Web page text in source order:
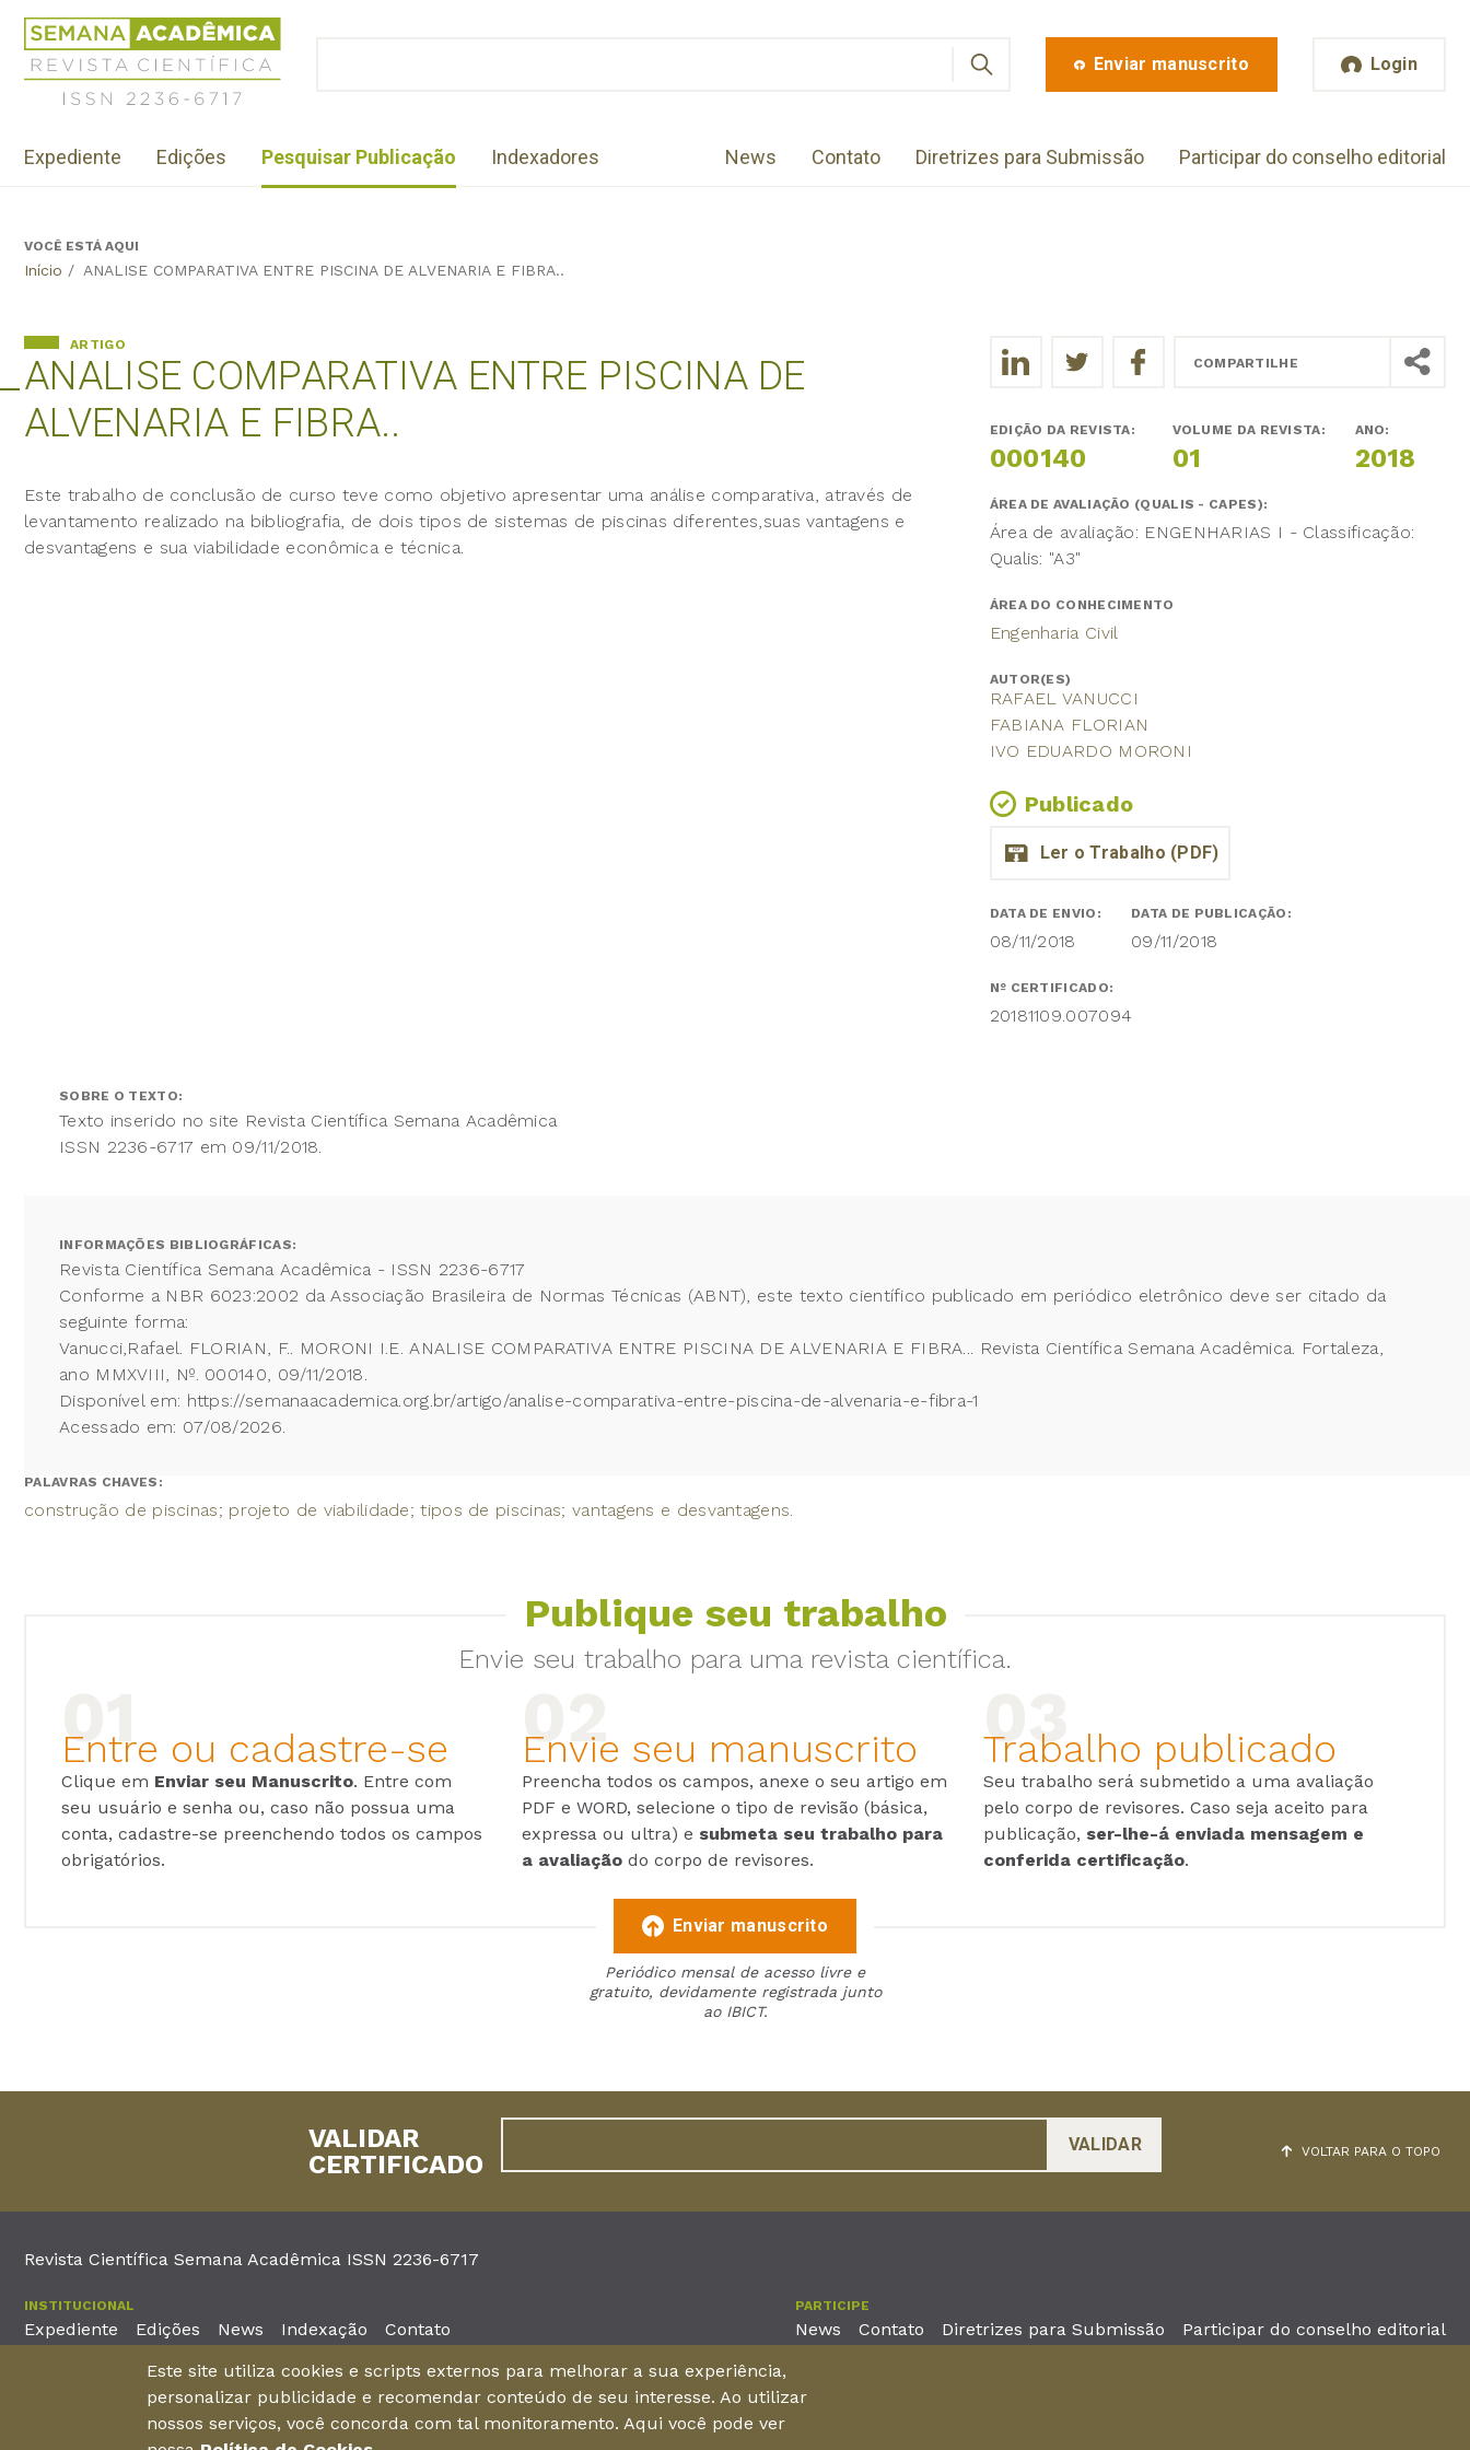
Jump
navigation
Revista
Científica
Semana
Acadêmica
2236-
Enviar manuscrito Login
Menu
institutional
Expediente Edições Pesquisar Publicação Indexadores News Contato Diretrizes para Submissão Participar do conselho editorial
BackVOCÊ ESTÁ AQUI
Início / ANALISE COMPARATIVA ENTRE PISCINA DE ALVENARIA E FIBRA..
ANALISE COMPARATIVA ENTRE PISCINA DE
ALVENARIA E FIBRA..
ARTIGO
Este trabalho de conclusão de curso teve como objetivo apresentar uma análise comparativa, através de
levantamento realizado na bibliografia, de dois tipos de sistemas de piscinas diferentes,suas vantagens e
desvantagens e sua viabilidade econômica e técnica.
COMPARTILHE
EDIÇÃO DA REVISTA:
000140
VOLUME DA REVISTA:
01
ANO:
2018
ÁREA DE AVALIAÇÃO (QUALIS - CAPES):
Área de avaliação: ENGENHARIAS I - Classificação:
Qualis: "A3"
ÁREA DO CONHECIMENTO
Engenharia Civil
AUTOR(ES)
RAFAEL VANUCCI
FABIANA FLORIAN
IVO EDUARDO MORONI
Publicado
DATA DE ENVIO:
08/11/2018
DATA DE PUBLICAÇÃO:
09/11/2018
Nº CERTIFICADO:
20181109.007094
SOBRE O TEXTO:
Texto inserido no site Revista Científica Semana Acadêmica
ISSN 2236-6717 em 09/11/2018.
INFORMAÇÕES BIBLIOGRÁFICAS:
Revista Científica Semana Acadêmica - ISSN 2236-6717
Conforme a NBR 6023:2002 da Associação Brasileira de Normas Técnicas (ABNT), este texto científico publicado em periódico eletrônico deve ser citado da
seguinte forma:
Vanucci,Rafael. FLORIAN, F.. MORONI I.E. ANALISE COMPARATIVA ENTRE PISCINA DE ALVENARIA E FIBRA... Revista Científica Semana Acadêmica. Fortaleza,
ano MMXVIII, Nº. 000140, 09/11/2018.
Disponível em: https://semanaacademica.org.br/artigo/analise-comparativa-entre-piscina-de-alvenaria-e-fibra-1
Acessado em: 07/08/2026.
PALAVRAS CHAVES:
construção de piscinas; projeto de viabilidade; tipos de piscinas; vantagens e desvantagens.
Publique seu trabalho
Envie seu trabalho para uma revista científica.
Entre ou cadastre-se
Clique em Enviar seu Manuscrito. Entre com
seu usuário e senha ou, caso não possua uma
conta, cadastre-se preenchendo todos os campos
obrigatórios.
Envie seu manuscrito
Preencha todos os campos, anexe o seu artigo em
PDF e WORD, selecione o tipo de revisão (básica,
expressa ou ultra) e submeta seu trabalho para
a avaliação do corpo de revisores.
Trabalho publicado
Seu trabalho será submetido a uma avaliação
pelo corpo de revisores. Caso seja aceito para
publicação, ser-lhe-á enviada mensagem e
conferida certificação.
Enviar manuscrito
Periódico mensal de acesso livre e
gratuito, devidamente registrada junto
ao IBICT.
VOLTAR PARA O TOPO
VALIDAR
CERTIFICADO
Revista Científica Semana Acadêmica ISSN 2236-6717
INSTITUCIONAL
Expediente Edições News Indexação Contato
PARTICIPE
News Contato Diretrizes para Submissão Participar do conselho editorial
Unieducar Inteligência Educacional Ltda
CNPJ: 05.569.970/0001-26
Av. Desembargador Moreira, No. 2001 – 11º andar - Bairro Aldeota
Fortaleza – Ceará - Brasil - CEP 60170-001
Este site utiliza cookies e scripts externos para melhorar a sua experiência,
personalizar publicidade e recomendar conteúdo de seu interesse. Ao utilizar
nossos serviços, você concorda com tal monitoramento. Aqui você pode ver